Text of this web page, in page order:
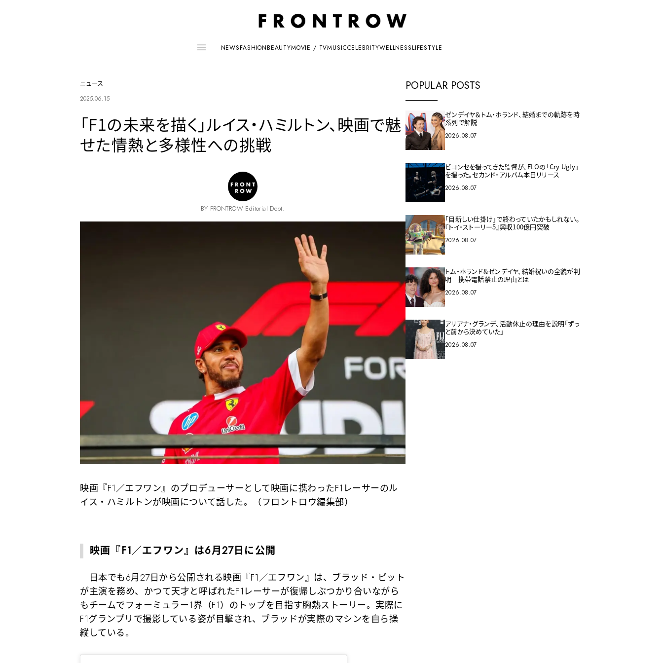
NEWSFASHIONBEAUTYMOVIE / TVMUSICCELEBRITYWELLNESSLIFESTYLE
ニュース
2025.06.15
「F1の未来を描く」ルイス・ハミルトン、映画で魅
せた情熱と多様性への挑戦
BY FRONTROW Editorial Dept.
映画『F1／エフワン』のプロデューサーとして映画に携わったF1レーサーのル
イス・ハミルトンが映画について話した。（フロントロウ編集部）
映画『F1／エフワン』は6月27日に公開
日本でも6月27日から公開される映画『F1／エフワン』は、ブラッド・ピット
が主演を務め、かつて天才と呼ばれたF1レーサーが復帰しぶつかり合いながら
もチームでフォーミュラー1界（F1）のトップを目指す胸熱ストーリー。実際に
F1グランプリで撮影している姿が目撃され、ブラッドが実際のマシンを自ら操
縦している。
POPULAR POSTS
ゼンデイヤ＆トム・ホランド、結婚までの軌跡を時
系列で解説
2026.08.07
ビヨンセを撮ってきた監督が、FLOの「Cry Ugly」
を撮った。セカンド・アルバム本日リリース
2026.08.07
「目新しい仕掛け」で終わっていたかもしれない。
『トイ・ストーリー5』興収100億円突破
2026.08.07
トム・ホランド＆ゼンデイヤ、結婚祝いの全貌が判
明 携帯電話禁止の理由とは
2026.08.07
アリアナ・グランデ、活動休止の理由を説明「ずっ
と前から決めていた」
2026.08.07